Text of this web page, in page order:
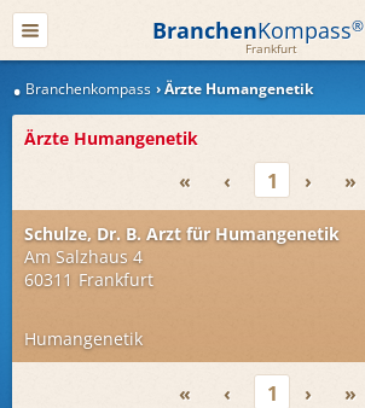
BranchenKompass®
Frankfurt
Branchenkompass Ärzte Humangenetik
Ärzte Humangenetik
« ‹ 1 › »
Schulze, Dr. B. Arzt für Humangenetik
Am Salzhaus 4
60311 Frankfurt
Humangenetik
« ‹ 1 › »